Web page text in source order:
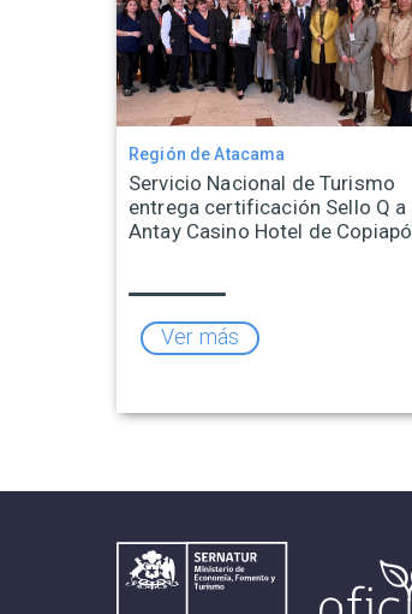
Región de Atacama
Servicio Nacional de Turismo
entrega certificación Sello Q a
Antay Casino Hotel de Copiapó
Ver más